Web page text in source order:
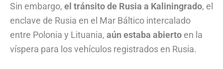
Sin embargo, el tránsito de Rusia a Kaliningrado, el
enclave de Rusia en el Mar Báltico intercalado
entre Polonia y Lituania, aún estaba abierto en la
víspera para los vehículos registrados en Rusia.